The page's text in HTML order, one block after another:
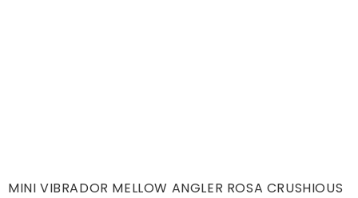
MINI VIBRADOR MELLOW ANGLER ROSA CRUSHIOUS